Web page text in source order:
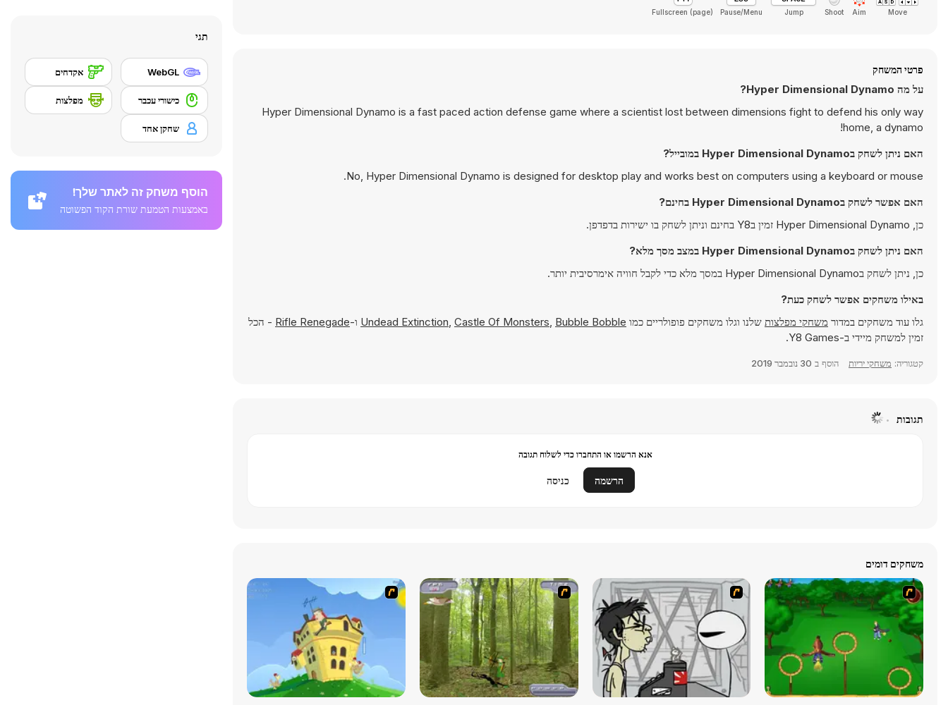
Move
Aim
Shoot
Jump
Pause/Menu
Fullscreen (page)
פרטי המשחק
על מה Hyper Dimensional Dynamo?
Hyper Dimensional Dynamo is a fast paced action defense game where a scientist lost between dimensions fight to defend his only way
home, a dynamo!
האם ניתן לשחק בHyper Dimensional Dynamo במובייל?
No, Hyper Dimensional Dynamo is designed for desktop play and works best on computers using a keyboard or mouse.
האם אפשר לשחק בHyper Dimensional Dynamo בחינם?
כן, Hyper Dimensional Dynamo זמין בY8 בחינם וניתן לשחק בו ישירות בדפדפן.
האם ניתן לשחק בHyper Dimensional Dynamo במצב מסך מלא?
כן, ניתן לשחק בHyper Dimensional Dynamo במסך מלא כדי לקבל חוויה אימרסיבית יותר.
באילו משחקים אפשר לשחק כעת?
גלו עוד משחקים במדור משחקי מפלצות שלנו וגלו משחקים פופולריים כמו Undead Extinction, Castle Of Monsters, Bubble Bobble ו-Rifle Renegade - הכל
זמין למשחק מיידי ב-Y8 Games.
קטגוריה: משחקי יריות הוסף ב 30 נובמבר 2019
תגובות
אנא הרשמו או התחברו כדי לשלוח תגובה
הרשמה כניסה
משחקים דומים
תגי
WebGL אקדחים
כישורי עכבר מפלצות
שחקן אחד
הוסף משחק זה לאתר שלך!
באמצעות הטמעת שורת הקוד הפשוטה